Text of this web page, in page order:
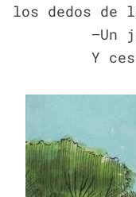
los dedos de
—Un
Y cesó